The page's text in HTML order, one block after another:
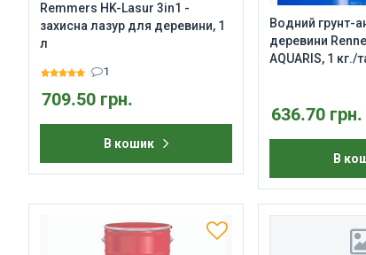
Remmers HK-Lasur 3in1 -
захисна лазур для деревини, 1
л
709.50 грн.
1
В кошик
Водний грунт-
деревини
AQUARIS, 1 кг./
636.70 грн.
В